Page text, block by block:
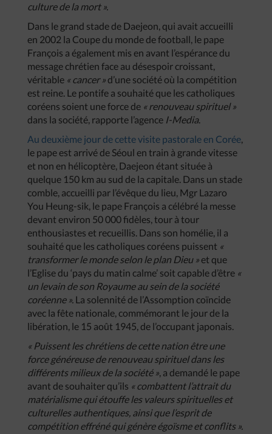
culture de la mort ».
Dans le grand stade de Daejeon, qui avait accueilli
en 2002 la Coupe du monde de football, le pape
François a également mis en avant l’espérance du
message chrétien face au désespoir croissant,
véritable « cancer » d’une société où la compétition
est reine. Le pontife a souhaité que les catholiques
coréens soient une force de « renouveau spirituel »
dans la société, rapporte l’agence I-Media.
Au deuxième jour de cette visite pastorale en Corée,
le pape est arrivé de Séoul en train à grande vitesse
et non en hélicoptère, Daejeon étant située à
quelque 150 km au sud de la capitale. Dans un stade
comble, accueilli par l’évêque du lieu, Mgr Lazaro
You Heung-sik, le pape François a célébré la messe
devant environ 50 000 fidèles, tour à tour
enthousiastes et recueillis. Dans son homélie, il a
souhaité que les catholiques coréens puissent «
transformer le monde selon le plan Dieu » et que
l’Eglise du ‘pays du matin calme’ soit capable d’être «
un levain de son Royaume au sein de la société
coréenne ». La solennité de l’Assomption coïncide
avec la fête nationale, commémorant le jour de la
libération, le 15 août 1945, de l’occupant japonais.
« Puissent les chrétiens de cette nation être une
force généreuse de renouveau spirituel dans les
différents milieux de la société », a demandé le pape
avant de souhaiter qu’ils « combattent l’attrait du
matérialisme qui étouffe les valeurs spirituelles et
culturelles authentiques, ainsi que l’esprit de
compétition effréné qui génère égoïsme et conflits ».